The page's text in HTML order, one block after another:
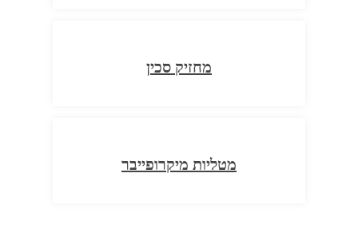
מחזיק סכין
מטליות מיקרופייבר